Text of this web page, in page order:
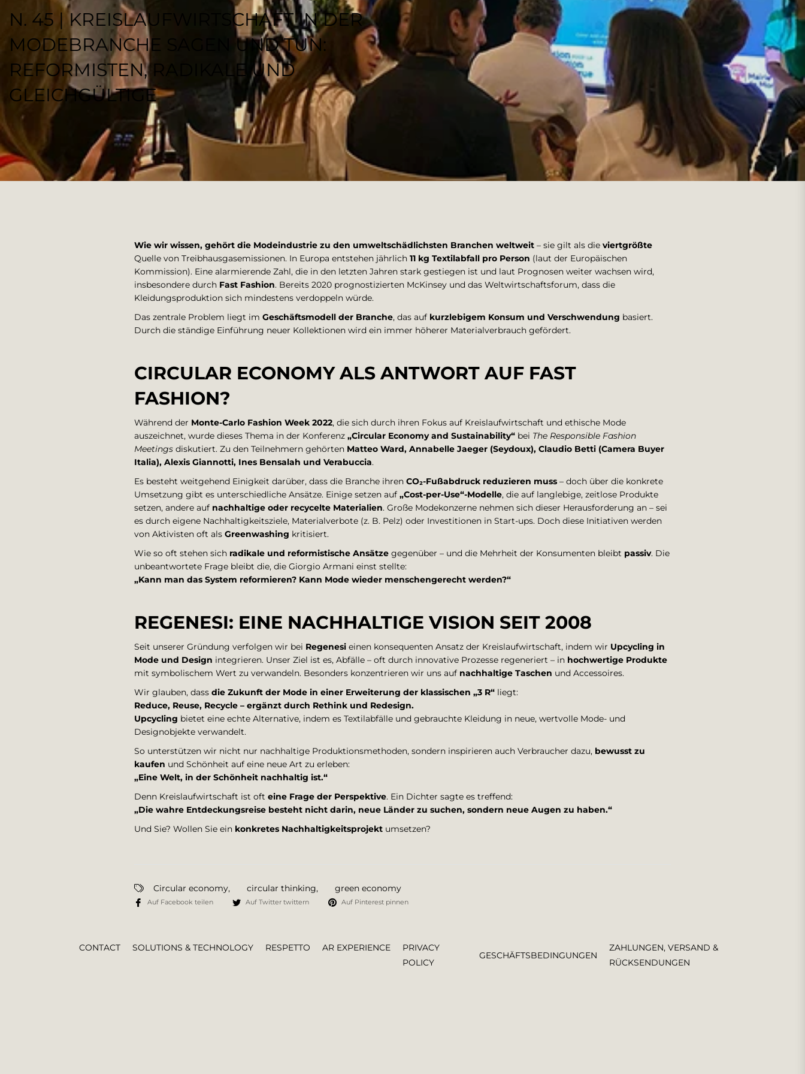
N. 45 | KREISLAUFWIRTSCHAFT IN DER
MODEBRANCHE SAGEN UND TUN:
REFORMISTEN, RADIKALE UND
GLEICHGÜLTIGE
REGENESI STAFF
Wie wir wissen, gehört die Modeindustrie zu den umweltschädlichsten Branchen weltweit – sie gilt als die viertgrößte
Quelle von Treibhausgasemissionen. In Europa entstehen jährlich 11 kg Textilabfall pro Person (laut der Europäischen
Kommission). Eine alarmierende Zahl, die in den letzten Jahren stark gestiegen ist und laut Prognosen weiter wachsen wird,
insbesondere durch Fast Fashion. Bereits 2020 prognostizierten McKinsey und das Weltwirtschaftsforum, dass die
Kleidungsproduktion sich mindestens verdoppeln würde.
Das zentrale Problem liegt im Geschäftsmodell der Branche, das auf kurzlebigem Konsum und Verschwendung basiert.
Durch die ständige Einführung neuer Kollektionen wird ein immer höherer Materialverbrauch gefördert.
CIRCULAR ECONOMY ALS ANTWORT AUF FAST
FASHION?
Während der Monte-Carlo Fashion Week 2022, die sich durch ihren Fokus auf Kreislaufwirtschaft und ethische Mode
auszeichnet, wurde dieses Thema in der Konferenz „Circular Economy and Sustainability“ bei The Responsible Fashion
Meetings diskutiert. Zu den Teilnehmern gehörten Matteo Ward, Annabelle Jaeger (Seydoux), Claudio Betti (Camera Buyer
Italia), Alexis Giannotti, Ines Bensalah und Verabuccia.
Es besteht weitgehend Einigkeit darüber, dass die Branche ihren CO₂-Fußabdruck reduzieren muss – doch über die konkrete
Umsetzung gibt es unterschiedliche Ansätze. Einige setzen auf „Cost-per-Use“-Modelle, die auf langlebige, zeitlose Produkte
setzen, andere auf nachhaltige oder recycelte Materialien. Große Modekonzerne nehmen sich dieser Herausforderung an – sei
es durch eigene Nachhaltigkeitsziele, Materialverbote (z. B. Pelz) oder Investitionen in Start-ups. Doch diese Initiativen werden
von Aktivisten oft als Greenwashing kritisiert.
Wie so oft stehen sich radikale und reformistische Ansätze gegenüber – und die Mehrheit der Konsumenten bleibt passiv. Die
unbeantwortete Frage bleibt die, die Giorgio Armani einst stellte:
„Kann man das System reformieren? Kann Mode wieder menschengerecht werden?“
REGENESI: EINE NACHHALTIGE VISION SEIT 2008
Seit unserer Gründung verfolgen wir bei Regenesi einen konsequenten Ansatz der Kreislaufwirtschaft, indem wir Upcycling in
Mode und Design integrieren. Unser Ziel ist es, Abfälle – oft durch innovative Prozesse regeneriert – in hochwertige Produkte
mit symbolischem Wert zu verwandeln. Besonders konzentrieren wir uns auf nachhaltige Taschen und Accessoires.
Wir glauben, dass die Zukunft der Mode in einer Erweiterung der klassischen „3 R“ liegt:
Reduce, Reuse, Recycle – ergänzt durch Rethink und Redesign.
Upcycling bietet eine echte Alternative, indem es Textilabfälle und gebrauchte Kleidung in neue, wertvolle Mode- und
Designobjekte verwandelt.
So unterstützen wir nicht nur nachhaltige Produktionsmethoden, sondern inspirieren auch Verbraucher dazu, bewusst zu
kaufen und Schönheit auf eine neue Art zu erleben:
„Eine Welt, in der Schönheit nachhaltig ist.“
Denn Kreislaufwirtschaft ist oft eine Frage der Perspektive. Ein Dichter sagte es treffend:
„Die wahre Entdeckungsreise besteht nicht darin, neue Länder zu suchen, sondern neue Augen zu haben.“
Und Sie? Wollen Sie ein konkretes Nachhaltigkeitsprojekt umsetzen?
Circular economy, circular thinking, green economy
Auf Facebook teilen Auf Twitter twittern Auf Pinterest pinnen
AR EXPERIENCE
RESPETTO
SOLUTIONS & TECHNOLOGY
CONTACT
ZAHLUNGEN, VERSAND &
RÜCKSENDUNGEN
GESCHÄFTSBEDINGUNGEN
PRIVACY
POLICY